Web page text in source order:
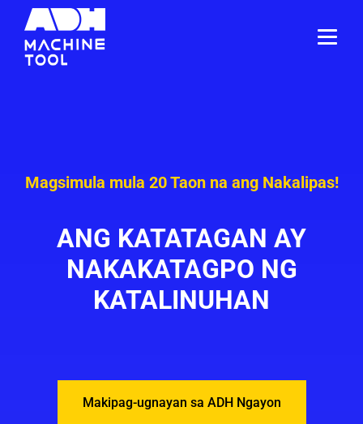
Magsimula mula 20 Taon na ang Nakalipas!
ANG KATATAGAN AY
NAKAKATAGPO NG
KATALINUHAN
Makipag-ugnayan sa ADH Ngayon